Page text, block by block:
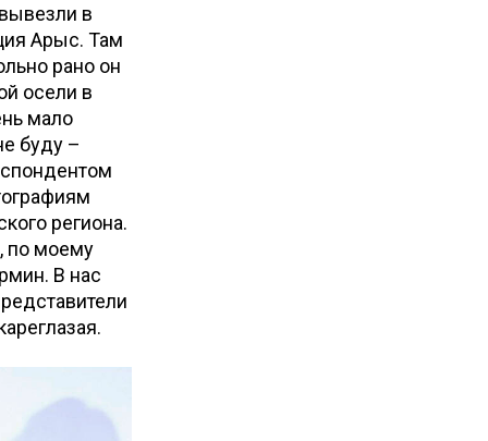
в
Арыс. Там
рано он
осели в
мало
буду –
региона.
по моему
В нас